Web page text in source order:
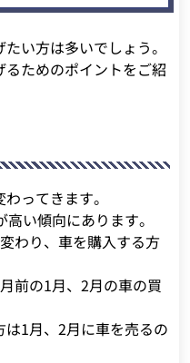
い方は多いでしょう。
ためのポイントをご紹
ってきます。
い傾向にあります。
わり、車を購入する方
前の1月、2月の車の買
1月、2月に車を売るの